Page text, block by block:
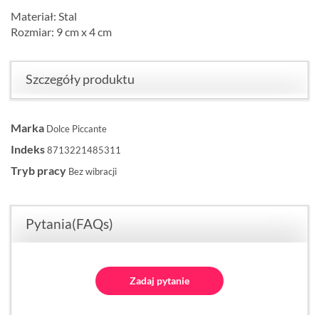
Materiał: Stal
Rozmiar: 9 cm x 4 cm
Szczegóły produktu
Marka Dolce Piccante
Indeks8713221485311
Tryb pracy Bez wibracji
Pytania(FAQs)
Zadaj pytanie